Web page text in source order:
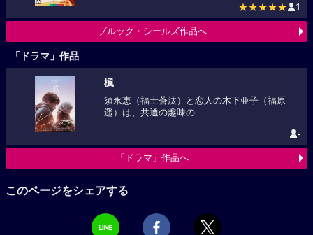
★★★★★ 1
ブルック・シールズ作品へ
「ドラマ」作品
楓
須永恵（福士蒼汰）と恋人の木下亜子（福原
遥）は、共通の趣味の...
-
「ドラマ」作品へ
このページをシェアする